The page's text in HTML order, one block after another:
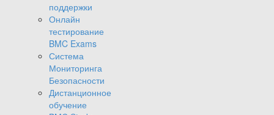
поддержки
Онлайн
тестирование
BMC Exams
Система
Мониторинга
Безопасности
Дистанционное
обучение